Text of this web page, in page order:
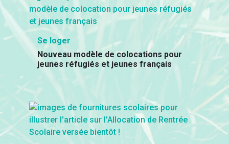
Se loger
Nouveau modèle de colocations pour
jeunes réfugiés et jeunes français